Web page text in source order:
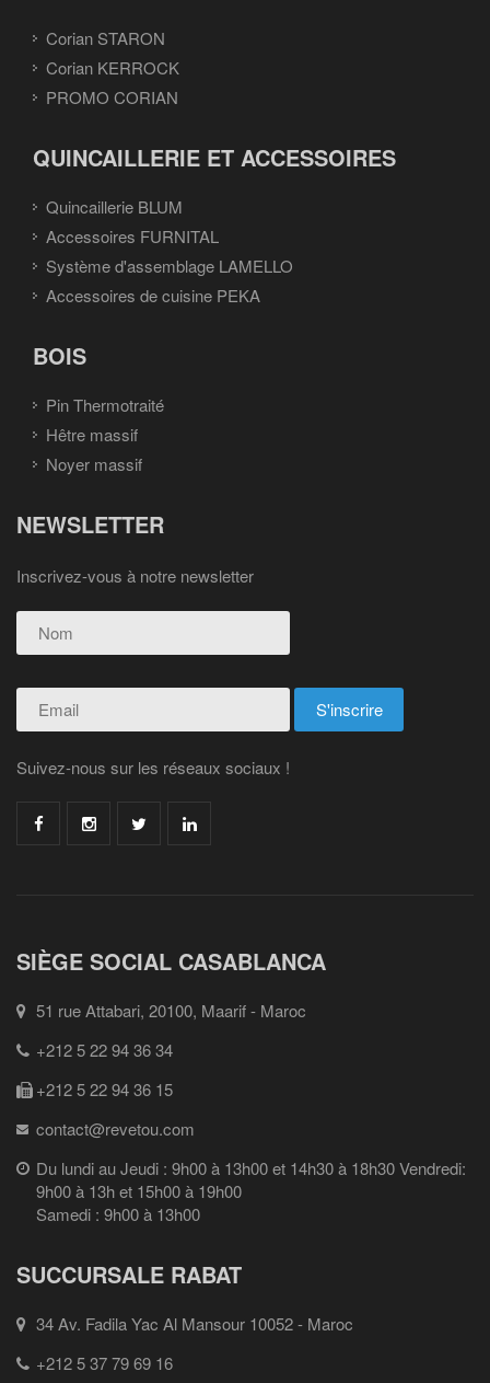
Corian STARON
Corian KERROCK
PROMO CORIAN
QUINCAILLERIE ET ACCESSOIRES
Quincaillerie BLUM
Accessoires FURNITAL
Système d'assemblage LAMELLO
Accessoires de cuisine PEKA
BOIS
Pin Thermotraité
Hêtre massif
Noyer massif
NEWSLETTER
Inscrivez-vous à notre newsletter
Suivez-nous sur les réseaux sociaux !
SIÈGE SOCIAL CASABLANCA
51 rue Attabari, 20100, Maarif - Maroc
+212 5 22 94 36 34
+212 5 22 94 36 15
contact@revetou.com
Du lundi au Jeudi : 9h00 à 13h00 et 14h30 à 18h30 Vendredi:
9h00 à 13h et 15h00 à 19h00
Samedi : 9h00 à 13h00
SUCCURSALE RABAT
34 Av. Fadila Yac Al Mansour 10052 - Maroc
+212 5 37 79 69 16